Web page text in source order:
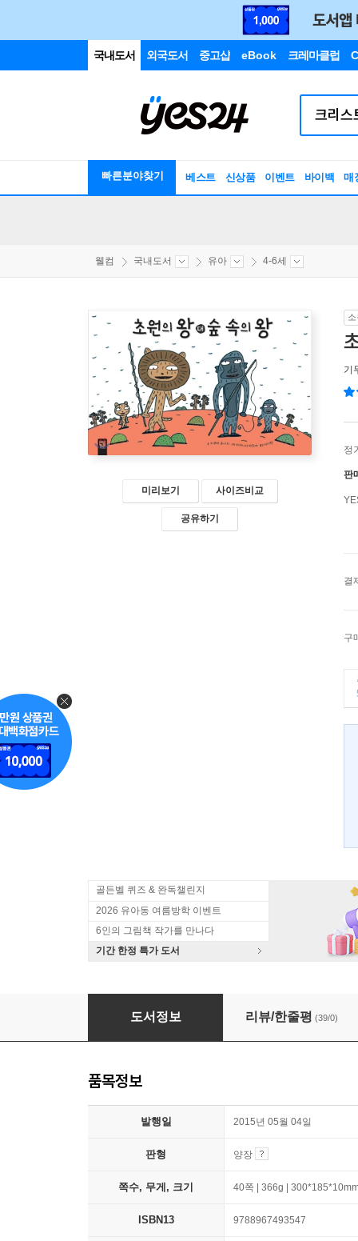
국내도서 외국도서 중고샵 eBook 크레마클럽
빠른분야찾기 베스트 신상품 이벤트 바이백 매
웰컴 국내도서 유아 4-6세
미리보기 사이즈비교
공유하기
기
정
판
결
구
골든벨 퀴즈 & 완독챌린지
2026 유아동 여름방학 이벤트
6인의 그림책 작가를 만나다
기간 한정 특가 도서
초원의 왕 대 숲 속의 왕
도서정보 리뷰/한줄평 (39/0)
품목정보
발행일 2015년 05월 04일
판형 양장
쪽수, 무게, 크기 40쪽 | 366g |
ISBN13 9788967493547